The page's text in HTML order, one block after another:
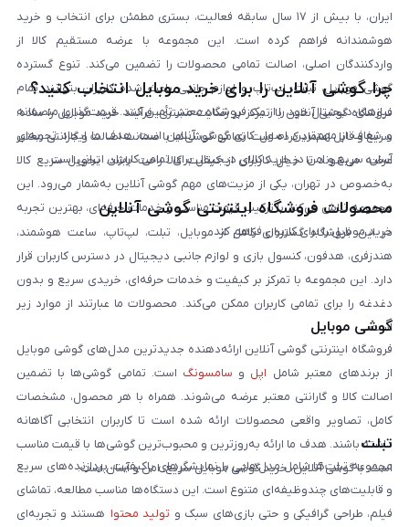
ایران، با بیش از ۱۷ سال سابقه فعالیت، بستری مطمئن برای انتخاب و خرید
هوشمندانه فراهم کرده است. این مجموعه با عرضه مستقیم کالا از
واردکنندگان اصلی، اصالت تمامی محصولات را تضمین می‌کند. تنوع گسترده
گوشی موبایل، تبلت، لپ‌تاپ و لوازم جانبی باعث شده کاربران بتوانند تمام
نیازهای دیجیتال خود را از یک فروشگاه معتبر تأمین کنند. قیمت‌گذاری منصفانه
و شفاف از مهم‌ترین اصول کاری گوشی آنلاین است. هدف ما ایجاد تجربه‌ای
آسان، سریع و امن در خرید کالای دیجیتال برای تمامی کاربران ایرانی است.
چرا گوشی آنلاین را برای خرید موبایل انتخاب کنید؟
فروشگاه گوشی آنلاین با تمرکز بر رضایت مشتری، فرآیند خرید موبایل را ساده،
سریع و قابل اعتماد کرده است. تمامی گوشی‌ها با ضمانت اصالت و گارانتی معتبر
عرضه می‌شوند تا خیال کاربران از کیفیت کالا راحت باشد. تحویل سریع کالا
به‌خصوص در تهران، یکی از مزیت‌های مهم گوشی آنلاین به‌شمار می‌رود. این
مجموعه تلاش می‌کند با ترکیب قیمت مناسب و خدمات حرفه‌ای، بهترین تجربه
خرید موبایل را برای کاربران فراهم کند.
محصولات فروشگاه اینترنتی گوشی آنلاین
در این فروشگاه گستره‌ای کامل از موبایل، تبلت، لپ‌تاپ، ساعت هوشمند،
هندزفری، هدفون، کنسول بازی و لوازم جانبی دیجیتال در دسترس کاربران قرار
دارد. این مجموعه با تمرکز بر کیفیت و خدمات حرفه‌ای، خریدی سریع و بدون
دغدغه را برای تمامی کاربران ممکن می‌کند. محصولات ما عبارتند از موارد زیر
است:
گوشی موبایل
فروشگاه اینترنتی گوشی آنلاین ارائه‌دهنده جدیدترین مدل‌های گوشی موبایل
از برندهای معتبر شامل اپل و سامسونگ است. تمامی گوشی‌ها با تضمین
اصالت کالا و گارانتی معتبر عرضه می‌شوند. همراه با هر محصول، مشخصات
کامل، تصاویر واقعی محصولات ارائه شده است تا کاربران انتخابی آگاهانه
داشته باشند. هدف ما ارائه به‌روزترین و محبوب‌ترین گوشی‌ها با قیمت مناسب
است. با گوشی آنلاین، خرید گوشی موبایل سریع، امن و آسان است.
تبلت
مجموعه تبلت‌ها شامل مدل‌هایی با نمایشگرهای باکیفیت، پردازنده‌های سریع
و قابلیت‌های چندوظیفه‌ای متنوع است. این دستگاه‌ها مناسب مطالعه، تماشای
فیلم، طراحی گرافیکی و حتی بازی‌های سبک و تولید محتوا هستند و تجربه‌ای